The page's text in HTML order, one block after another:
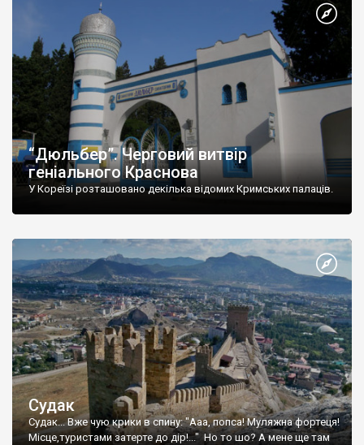
“Дюльбер”. Черговий витвір
геніального Краснова
У Кореїзі розташовано декілька відомих Кримських палаців.
Судак
Судак... Вже чую крики в спину: "Ааа, попса! Муляжна фортеця!
Місце,туристами затерте до дір!..." Но то шо? А мене ще там